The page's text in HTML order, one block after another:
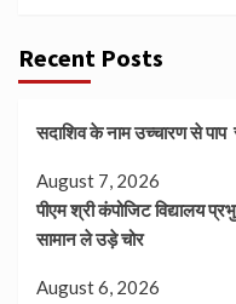
Recent Posts
सदाशिव के नाम उच्चारण से
August 7, 2026
पीएम श्री कंपोजिट विद्यालय
सामान ले उड़े चोर
August 6, 2026